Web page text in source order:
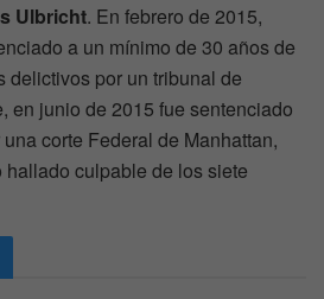
Ulbricht. En febrero de 2015,
a un mínimo de 30 años de
delictivos por un tribunal de
en junio de 2015 fue sentenciado
corte Federal de Manhattan,
culpable de los siete